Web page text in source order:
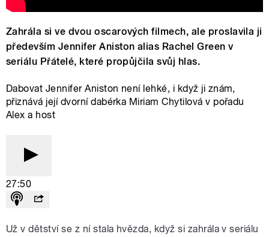
Zahrála si ve dvou oscarových filmech, ale proslavila ji
především Jennifer Aniston alias Rachel Green v
seriálu Přátelé, které propůjčila svůj hlas.
Dabovat Jennifer Aniston není lehké, i když ji znám,
přiznává její dvorní dabérka Miriam Chytilová v pořadu
Alex a host
27:50
Už v dětství se z ní stala hvězda, když si zahrála v seriálu